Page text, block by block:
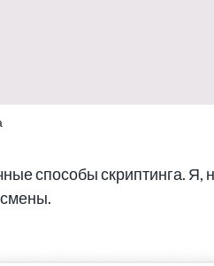
способы скриптинга.